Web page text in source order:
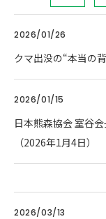
2026/01/26
クマ出没の“本当の
2026/01/15
日本熊森協会 室谷
（2026年1月4日）
2026/03/13